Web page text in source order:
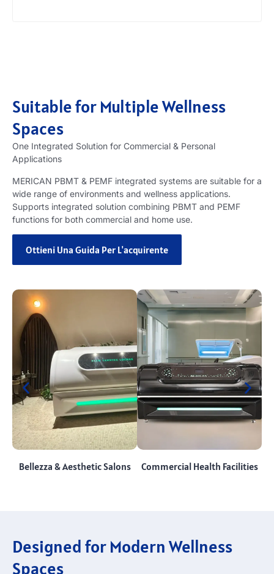
Suitable for Multiple Wellness
Spaces
One Integrated Solution for Commercial & Personal
Applications
MERICAN PBMT & PEMF integrated systems are suitable for a
wide range of environments and wellness applications.
Supports integrated solution combining PBMT and PEMF
functions for both commercial and home use.
Ottieni Una Guida Per L'acquirente
Bellezza &Aesthetic Salons Commercial Health Facilities
Designed for Modern Wellness
Spaces